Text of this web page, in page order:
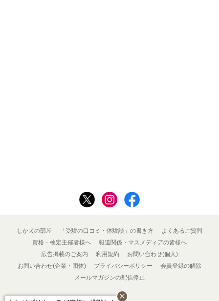
しか犬の部屋 「受験の口コミ・体験談」の書き方
よくあるご質問
資格・検定主催者様へ
報道関係・マスメディアの皆様へ
広告掲載のご案内
利用規約
お問い合わせ(個人)
お問い合わせ(企業・団体)
プライバシーポリシー
会員登録の解除
メールマガジンの配信停止
close